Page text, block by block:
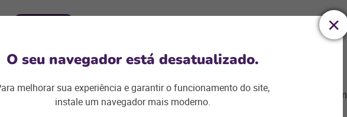
Catálogo digital: essencial para o crescimento das
lojas de autopeças
Centros automotivos e lojas de autopeças que usam catálogo digital aumentam
produtividade, melhoram experiência do cliente e têm melhores resultados
O seu navegador está desatualizado.
melhorar sua experiência e garantir o funcionamento do site,
instale um navegador mais moderno.